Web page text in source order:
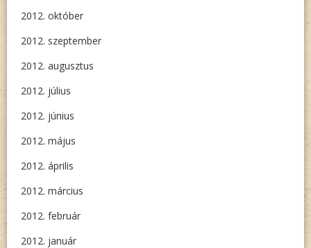
2012. október
2012. szeptember
2012. augusztus
2012. július
2012. június
2012. május
2012. április
2012. március
2012. február
2012. január